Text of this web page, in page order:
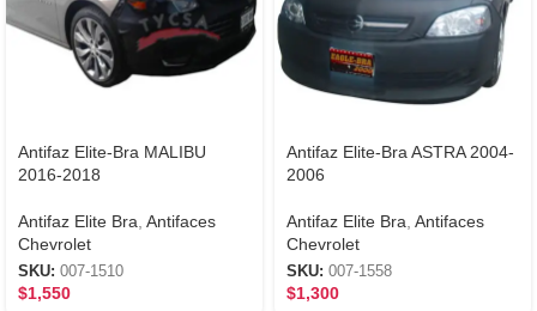
Antifaz Elite-Bra MALIBU
2016-2018
Antifaz Elite Bra Antifaces
Chevrolet
SKU: 007-1510
$1,550
Antifaz Elite-Bra ASTRA 2004-
2006
Antifaz Elite Bra Antifaces
Chevrolet
SKU: 007-1558
$1,300